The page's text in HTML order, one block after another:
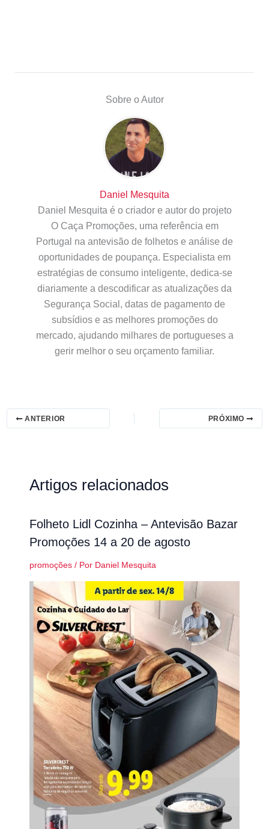
Sobre o Autor
Daniel Mesquita
Daniel Mesquita é o criador e autor do projeto
O Caça Promoções, uma referência em
Portugal na antevisão de folhetos e análise de
oportunidades de poupança. Especialista em
estratégias de consumo inteligente, dedica-se
diariamente a descodificar as atualizações da
Segurança Social, datas de pagamento de
subsídios e as melhores promoções do
mercado, ajudando milhares de portugueses a
gerir melhor o seu orçamento familiar.
ANTERIOR PRÓXIMO
Artigos relacionados
Folheto Lidl Cozinha – Antevisão Bazar
Promoções 14 a 20 de agosto
promoções/ Por Daniel Mesquita